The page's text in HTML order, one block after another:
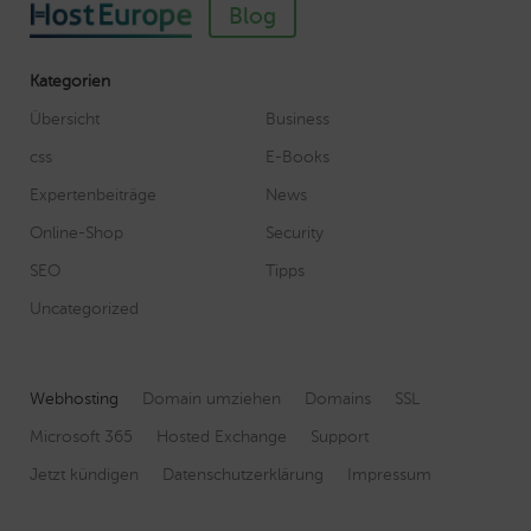
Blog
Kategorien
Übersicht
Business
css
E-Books
Expertenbeiträge
News
Online-Shop
Security
SEO
Tipps
Uncategorized
Webhosting Domain umziehen Domains
SSL
Microsoft 365
Hosted Exchange
Support
Jetzt kündigen
Datenschutzerklärung Impressum